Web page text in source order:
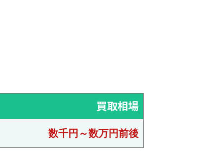
買取相場
数千円～数万円前後